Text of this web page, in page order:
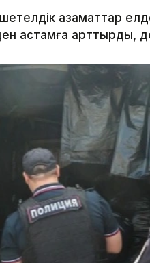
азаматтар елден
астамға арттырды,